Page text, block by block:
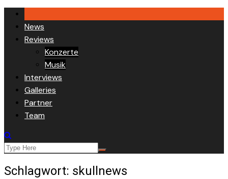
Skip
content
News
Reviews
Konzerte
Musik
Interviews
Galleries
Partner
Team
Schlagwort: skullnews